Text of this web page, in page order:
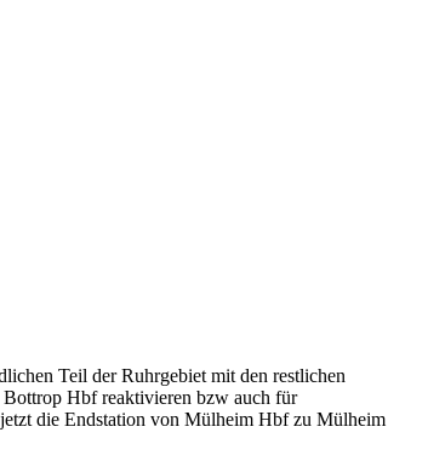
Teil der Ruhrgebiet mit den restlichen
Hbf reaktivieren bzw auch für
die Endstation von Mülheim Hbf zu Mülheim